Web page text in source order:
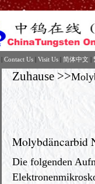
| Contact Us | Visit Us | 简体中文 |
Zuhause >>
Molybdäncarbid
Die folgenden